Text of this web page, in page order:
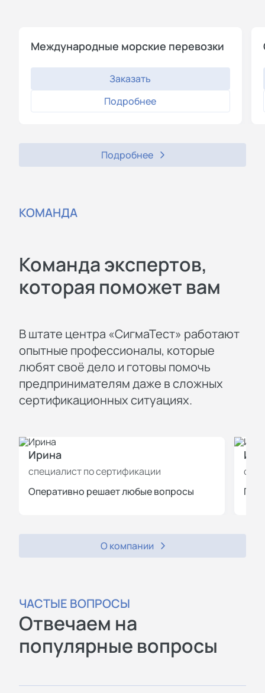
Международные морские перевозки
Заказать
Подробнее
Подробнее
КОМАНДА
Команда экспертов,
которая поможет вам
В штате центра «СигмаТест» работают
опытные профессионалы, которые
любят своё дело и готовы помочь
предпринимателям даже в сложных
сертификационных ситуациях.
Ирина
специалист по сертификации
Оперативно решает любые вопросы
О компании
ЧАСТЫЕ ВОПРОСЫ
Отвечаем на
популярные вопросы